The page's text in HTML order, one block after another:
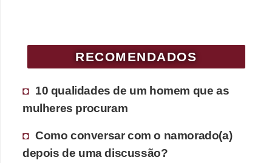
RECOMENDADOS
10 qualidades de um homem que as
mulheres procuram
Como conversar com o namorado(a)
depois de uma discussão?